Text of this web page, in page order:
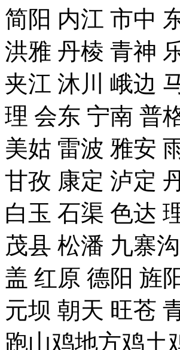
简阳 内江 市中
洪雅 丹棱 青神
夹江 沐川 峨边
理 会东 宁南 普
美姑 雷波 雅安
甘孜 康定 泸定
白玉 石渠 色达
茂县 松潘 九寨
盖 红原 德阳 旌
元坝 朝天 旺苍
跑山鸡地方鸡土